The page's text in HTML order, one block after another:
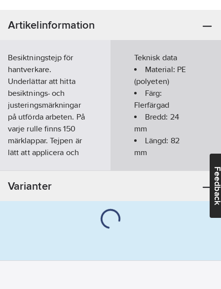
Artikelinformation
Besiktningstejp för
hantverkare.
Underlättar att hitta
besiktnings- och
justeringsmärkningar
på utförda arbeten. På
varje rulle finns 150
märklappar. Tejpen är
lätt att applicera och
försiktighet bör dock
iakttagas på
Ägarens
Teknisk data
Material: PE
(polyeten)
Färg:
Flerfärgad
Bredd: 24
mm
Längd: 82
mm
Ja
-40-+100°C
Varianter